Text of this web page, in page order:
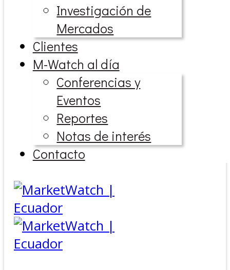
Investigación de
Mercados
Clientes
M-Watch al día
Conferencias y
Eventos
Reportes
Notas de interés
Contacto